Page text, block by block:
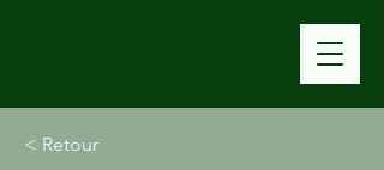
< Retour